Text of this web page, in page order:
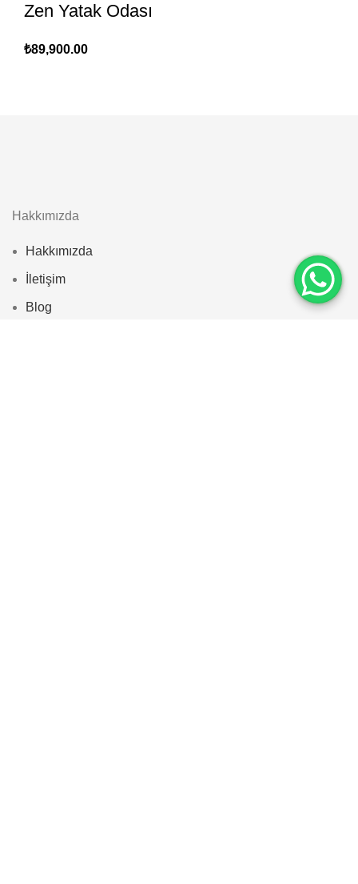
Zen Yatak Odası
₺89,900.00
Hakkımızda
Hakkımızda
İletişim
Blog